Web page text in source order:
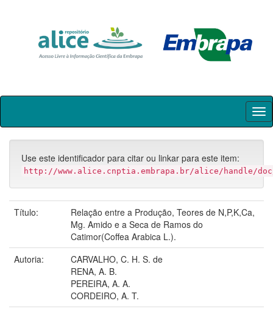
Skip
Use este identificador para citar ou linkar para este item:
http://www.alice.cnptia.embrapa.br/alice/handle/
Título:
Relação entre a Produção, Teores de N,P,K,Ca,
Mg. Amido e a Seca de Ramos do
Catimor(Coffea Arabica L.).
Autoria:
CARVALHO, C. H. S. de
RENA, A. B.
PEREIRA, A. A.
CORDEIRO, A. T.